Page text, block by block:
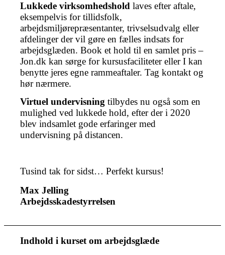
Lukkede virksomhedsholdlaves efter aftale,
eksempelvis for tillidsfolk,
arbejdsmiljørepræsentanter, trivselsudvalg eller
afdelinger der vil gøre en fælles indsats for
arbejdsglæden. Book et hold til en samlet pris –
Jon.dk kan sørge for kursusfaciliteter eller I kan
benytte jeres egne rammeaftaler. Tag kontakt og
hør nærmere.
Virtuel undervisning tilbydes nu også som en
mulighed ved lukkede hold, efter der i 2020
blev indsamlet gode erfaringer med
undervisning på distancen.
Tusind tak for sidst… Perfekt kursus!
Max Jelling
Arbejdsskadestyrrelsen
Indhold i kurset om arbejdsglæde